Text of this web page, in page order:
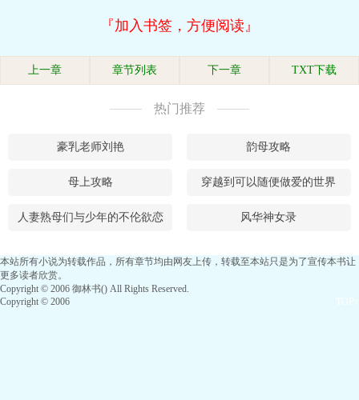
『加入书签，方便阅读』
上一章 章节列表 下一章 TXT下载
热门推荐
豪乳老师刘艳 韵母攻略
母上攻略 穿越到可以随便做爱的世界
人妻熟母们与少年的不伦欲恋 风华神女录
本站所有小说为转载作品，所有章节均由网友上传，转载至本站只是为了宣传本书让
更多读者欣赏。
Copyright © 2006 御林书() All Rights Reserved.
Copyright © 2006